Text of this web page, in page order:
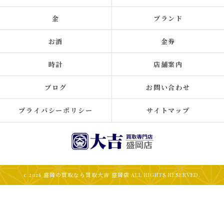
金 ブランド
お酒 金券
時計 店舗案内
ブログ お問い合わせ
プライバシーポリシー サイトマップ
c 2026 盛岡の買取なら買取大吉 盛岡店 ALL RIGHTS RESERVED.